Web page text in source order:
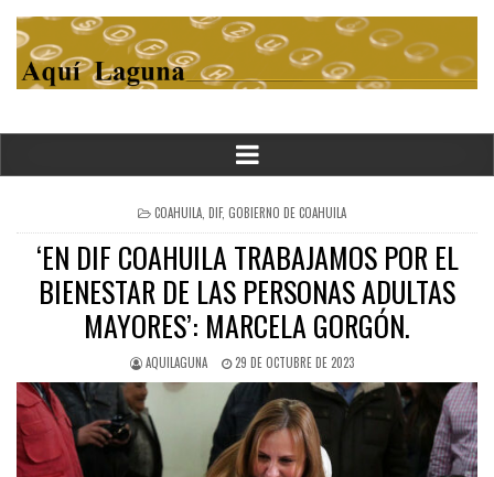
POSTED
IN
COAHUILA, DIF, GOBIERNO DE COAHUILA
‘EN DIF COAHUILA TRABAJAMOS POR EL
BIENESTAR DE LAS PERSONAS ADULTAS
MAYORES’: MARCELA GORGÓN.
AQUILAGUNA 29 DE OCTUBRE DE 2023